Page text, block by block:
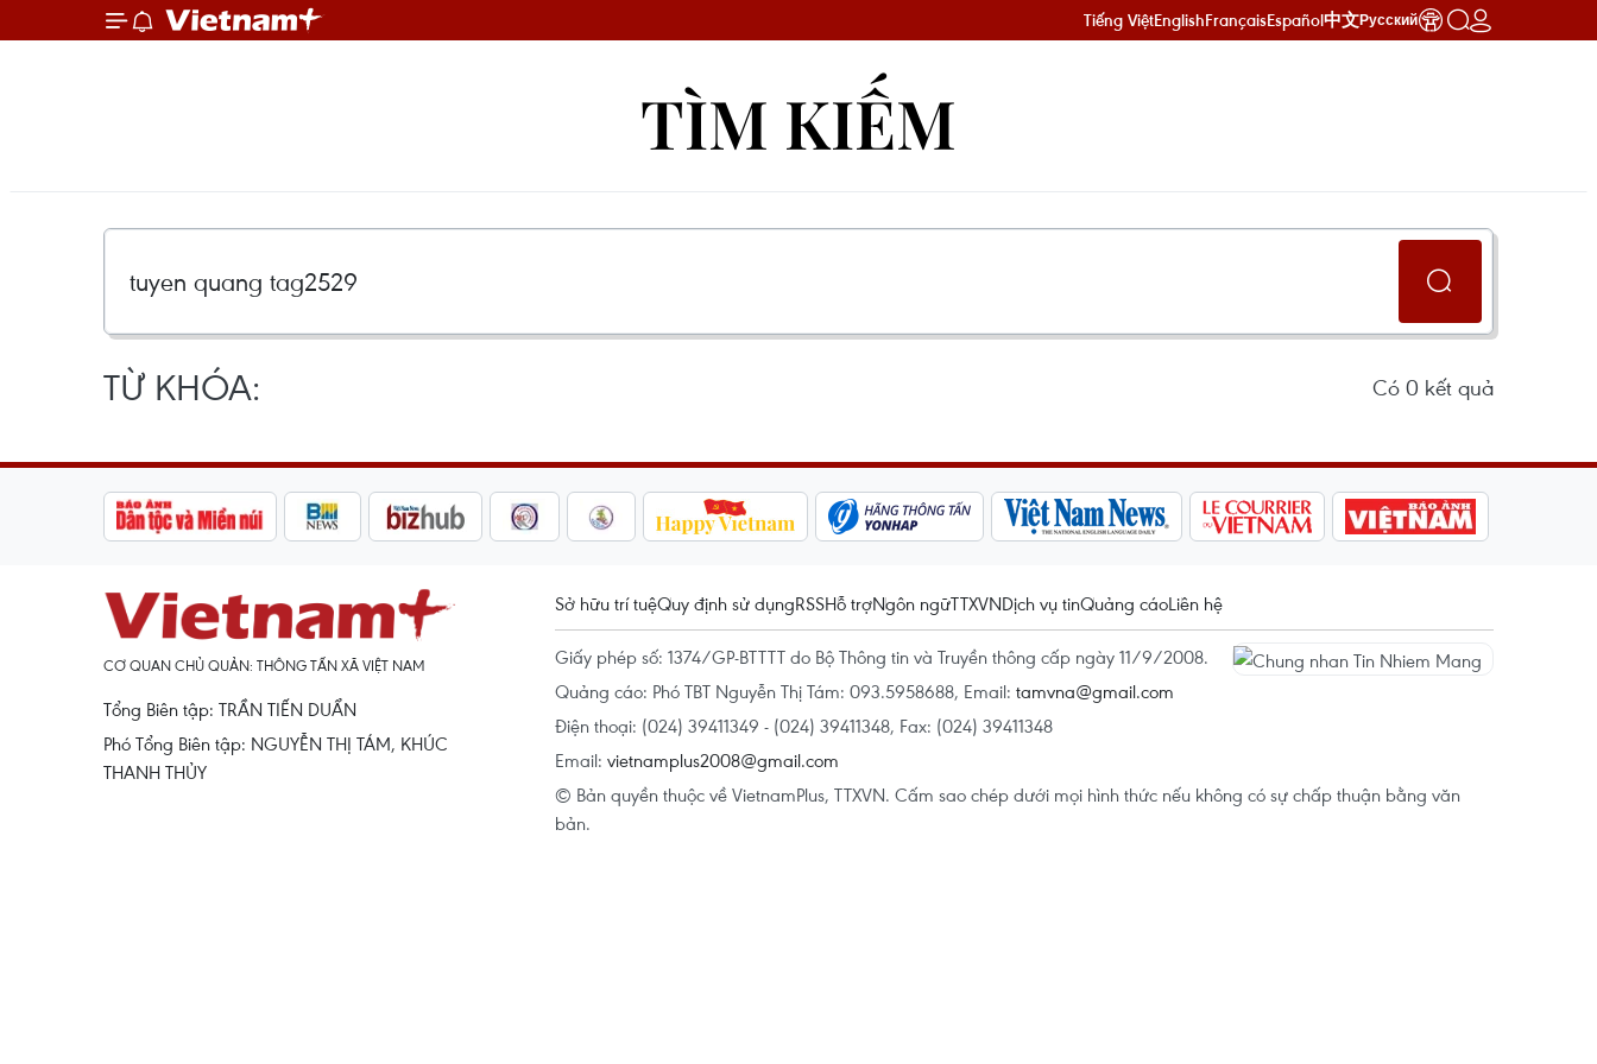
Tiếng ViệtEnglishFrançaisEspañol中文Русский
TÌM KIẾM
TỪ KHÓA: Có 0 kết quả
CƠ QUAN CHỦ QUẢN: THÔNG TẤN XÃ VIỆT NAM
Tổng Biên tập: TRẦN TIẾN DUẨN
Phó Tổng Biên tập: NGUYỄN THỊ TÁM, KHÚC
THANH THỦY
Sở hữu trí tuệQuy định sử dụngRSSHỗ trợNgôn ngữTTXVNDịch vụ tinQuảng cáoLiên hệ
Giấy phép số: 1374/GP-BTTTT do Bộ Thông tin và Truyền thông cấp ngày 11/9/2008.
Quảng cáo: Phó TBT Nguyễn Thị Tám: 093.5958688, Email: tamvna@gmail.com
Điện thoại: (024) 39411349 - (024) 39411348, Fax: (024) 39411348
Email: vietnamplus2008@gmail.com
© Bản quyền thuộc về VietnamPlus, TTXVN. Cấm sao chép dưới mọi hình thức nếu không có sự chấp thuận bằng văn
bản.